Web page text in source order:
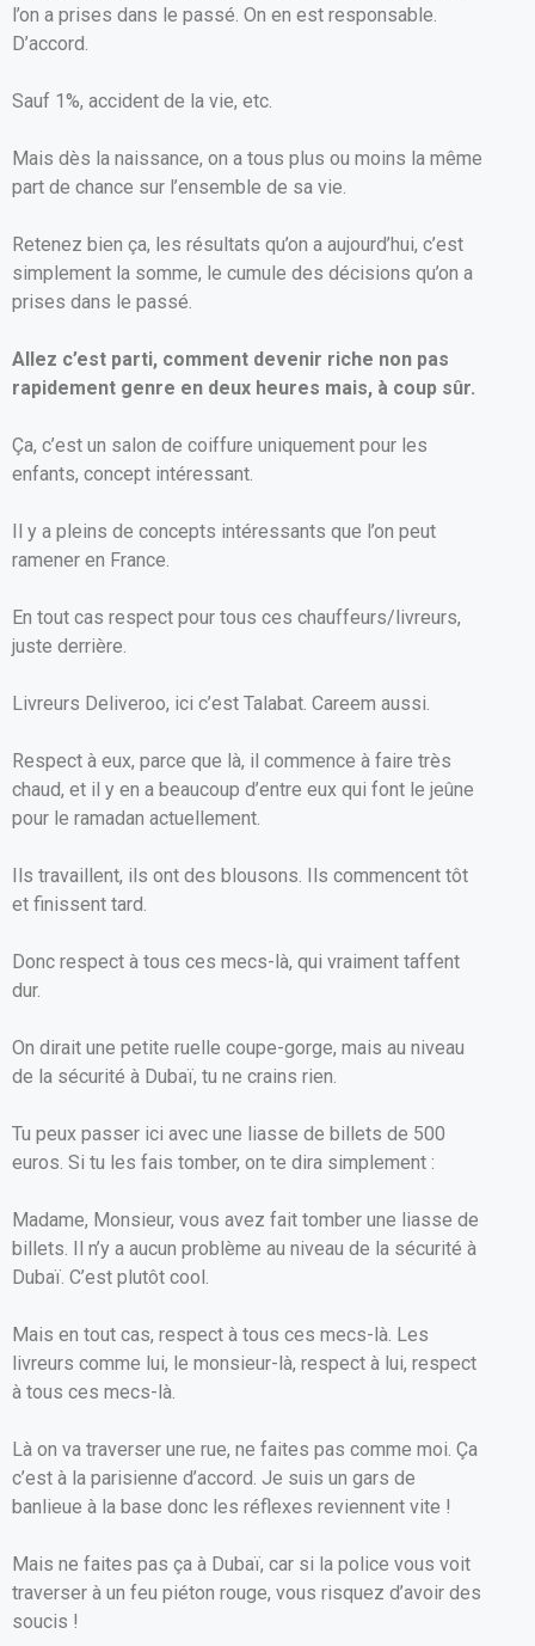
l’on a prises dans le passé. On en est responsable.
D’accord.
Sauf 1%, accident de la vie, etc.
Mais dès la naissance, on a tous plus ou moins la même
part de chance sur l’ensemble de sa vie.
Retenez bien ça, les résultats qu’on a aujourd’hui, c’est
simplement la somme, le cumule des décisions qu’on a
prises dans le passé.
Allez c’est parti, comment devenir riche non pas
rapidement genre en deux heures mais, à coup sûr.
Ça, c’est un salon de coiffure uniquement pour les
enfants, concept intéressant.
Il y a pleins de concepts intéressants que l’on peut
ramener en France.
En tout cas respect pour tous ces chauffeurs/livreurs,
juste derrière.
Livreurs Deliveroo, ici c’est Talabat. Careem aussi.
Respect à eux, parce que là, il commence à faire très
chaud, et il y en a beaucoup d’entre eux qui font le jeûne
pour le ramadan actuellement.
Ils travaillent, ils ont des blousons. Ils commencent tôt
et finissent tard.
Donc respect à tous ces mecs-là, qui vraiment taffent
dur.
On dirait une petite ruelle coupe-gorge, mais au niveau
de la sécurité à Dubaï, tu ne crains rien.
Tu peux passer ici avec une liasse de billets de 500
euros. Si tu les fais tomber, on te dira simplement :
Madame, Monsieur, vous avez fait tomber une liasse de
billets. Il n’y a aucun problème au niveau de la sécurité à
Dubaï. C’est plutôt cool.
Mais en tout cas, respect à tous ces mecs-là. Les
livreurs comme lui, le monsieur-là, respect à lui, respect
à tous ces mecs-là.
Là on va traverser une rue, ne faites pas comme moi. Ça
c’est à la parisienne d’accord. Je suis un gars de
banlieue à la base donc les réflexes reviennent vite !
Mais ne faites pas ça à Dubaï, car si la police vous voit
traverser à un feu piéton rouge, vous risquez d’avoir des
soucis !